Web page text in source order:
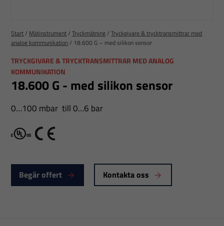
Start/ Mätinstrument/Tryckmätning/Tryckgivare & trycktransmittrar med
analog kommunikation/ 18.600 G – med silikon sensor
TRYCKGIVARE & TRYCKTRANSMITTRAR MED ANALOG
KOMMUNIKATION
18.600 G - med silikon sensor
0…100 mbar till 0…6 bar
cULus CE
Begär offert Kontakta oss